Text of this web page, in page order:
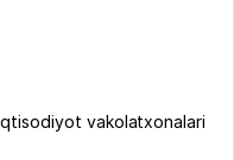
vakolatxonalari